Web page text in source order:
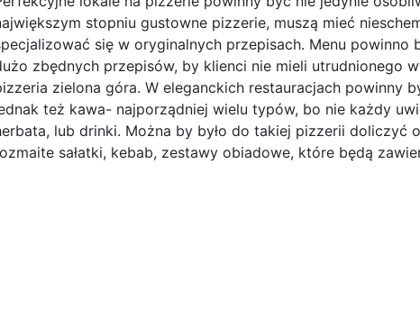
stopniu gustowne pizzerie, muszą mieć
się w oryginalnych przepisach. Menu
zbędnych przepisów, by klienci nie mieli utrudnionego
zielona góra. W eleganckich restauracjach powinny
też kawa- najporządniej wielu typów, bo nie każdy
lub drinki. Można by było do takiej pizzerii doliczyć
sałatki, kebab, zestawy obiadowe, które będą